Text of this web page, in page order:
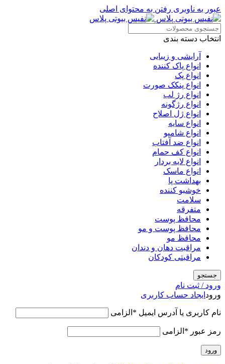
عبور به ناوبری رفتن به محتوای اصلی
انتخاب دسته بندی
آرایشی و زیبایی
انواع پاک کننده
انواع پک
انواع پنکک صورت
انواع رژ لب
انواع رژگونه
انواع ژل اصلاح
انواع سایه
انواع شامپو
انواع ضد آفتاب
انواع کف حمام
انواع لایه بردار
انواع ماسک
بهداشت پا
خوشبو کننده
سلامت
متفرقه
محافظ پوست
محافظ پوست و مو
محافظ مو
مراقبت دهان و دندان
مراقبتی کودکان
جستجو
ورود / ثبت نام
ورود ایجاد حساب کاربری
نام کاربری یا آدرس ایمیل * الزامی
رمز عبور * الزامی
ورود